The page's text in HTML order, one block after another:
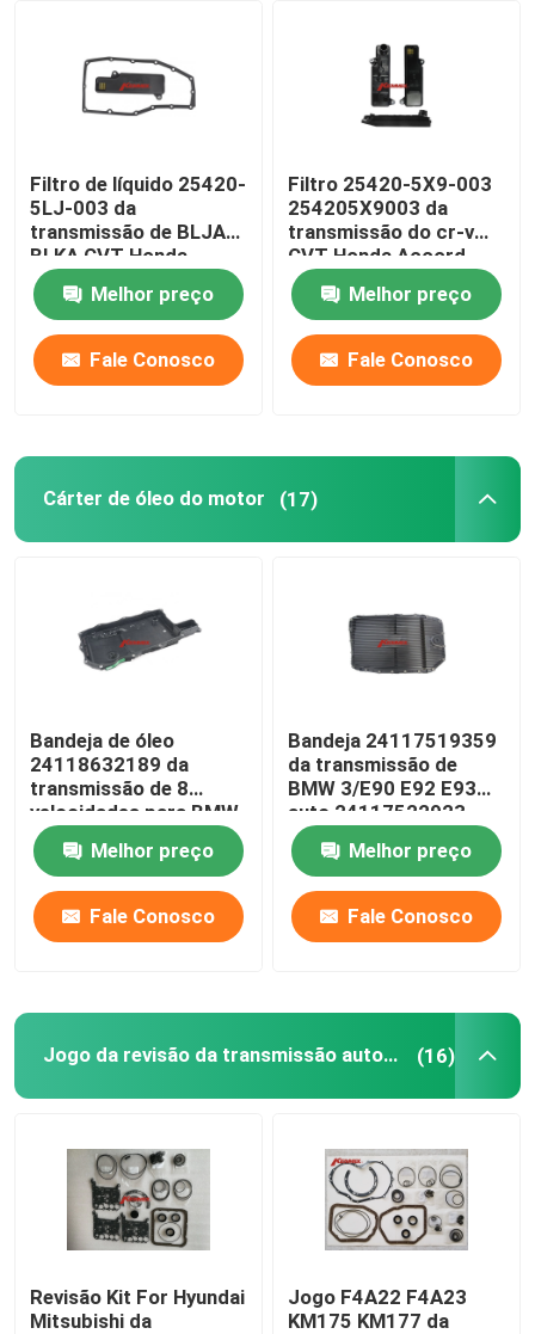
Cárter de óleo do motor
Jogo da revisão da transmissão automática
Jogos da reconstrução da transmissão automática
Ford Transmission Filter
GAXETA DA BANDEJA DE ÓLEO
Tanque de expansão do líquido de arrefecimento do
Peças para automóveis da VW
Cobertura da válvula do motor
Tanque de expansão do carro
Kit de suspensão do volante
Peças sobressalentes de motores
peças sobresselentes do carro
Filtro de líquido 25420-
5LJ-003 da
transmissão de BLJA
BLKA CVT Honda
254205LJ003
Melhor preço
Fale Conosco
Filtro 25420-5X9-003
254205X9003 da
transmissão do cr-v
CVT Honda Accord
Melhor preço
Fale Conosco
Cárter de óleo do motor (17)
Bandeja de óleo
24118632189 da
transmissão de 8
velocidades para BMW
1seris F20 3seris F30
F80
Melhor preço
Fale Conosco
Bandeja 24117519359
da transmissão de
BMW 3/E90 E92 E93
auto 24117522923
24152333903
Melhor preço
Fale Conosco
Jogo da revisão da transmissão automática (16)
Revisão Kit For Hyundai
Mitsubishi da
Jogo F4A22 F4A23
KM175 KM177 da